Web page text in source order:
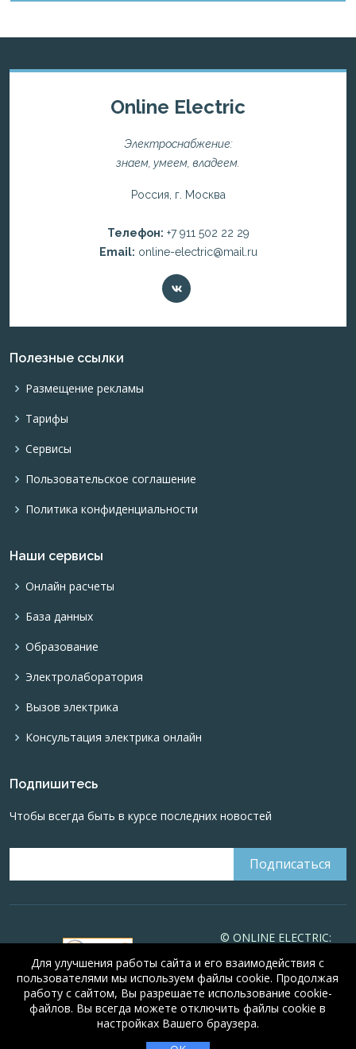
Online Electric
Электроснабжение:
знаем, умеем, владеем.
Россия, г. Москва
Телефон: +7 911 502 22 29
Email: online-electric@mail.ru
Полезные ссылки
Размещение рекламы
Тарифы
Сервисы
Пользовательское соглашение
Политика конфиденциальности
Наши сервисы
Онлайн расчеты
База данных
Образование
Электролаборатория
Вызов электрика
Консультация электрика онлайн
Подпишитесь
Чтобы всегда быть в курсе последних новостей
© ONLINE ELECTRIC:
electrical systemsOnline-
electric.ru, 2008-2026
© Alexander Alyunov,
2008-2026
Для улучшения работы сайта и его взаимодействия с
пользователями мы используем файлы cookie. Продолжая
работу с сайтом, Вы разрешаете использование cookie-
файлов. Вы всегда можете отключить файлы cookie в
настройках Вашего браузера.